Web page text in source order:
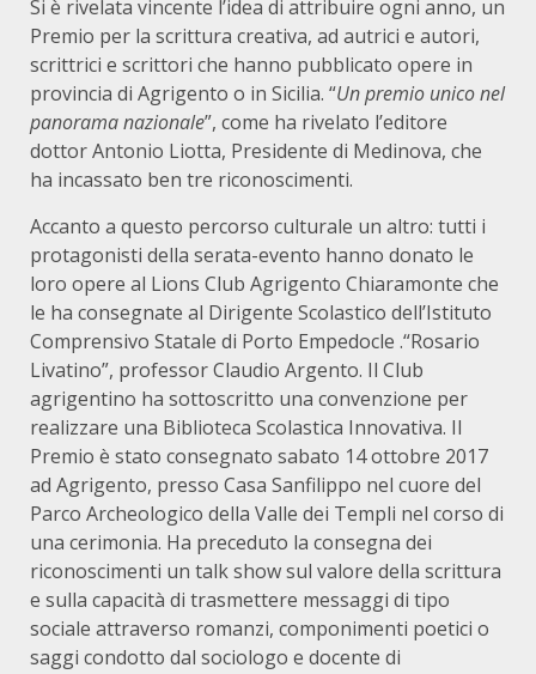
Si è rivelata vincente l’idea di attribuire ogni anno, un
Premio per la scrittura creativa, ad autrici e autori,
scrittrici e scrittori che hanno pubblicato opere in
provincia di Agrigento o in Sicilia. “Un premio unico nel
panorama nazionale”, come ha rivelato l’editore
dottor Antonio Liotta, Presidente di Medinova, che
ha incassato ben tre riconoscimenti.
Accanto a questo percorso culturale un altro: tutti i
protagonisti della serata-evento hanno donato le
loro opere al Lions Club Agrigento Chiaramonte che
le ha consegnate al Dirigente Scolastico dell’Istituto
Comprensivo Statale di Porto Empedocle .“Rosario
Livatino”, professor Claudio Argento. Il Club
agrigentino ha sottoscritto una convenzione per
realizzare una Biblioteca Scolastica Innovativa. Il
Premio è stato consegnato sabato 14 ottobre 2017
ad Agrigento, presso Casa Sanfilippo nel cuore del
Parco Archeologico della Valle dei Templi nel corso di
una cerimonia. Ha preceduto la consegna dei
riconoscimenti un talk show sul valore della scrittura
e sulla capacità di trasmettere messaggi di tipo
sociale attraverso romanzi, componimenti poetici o
saggi condotto dal sociologo e docente di